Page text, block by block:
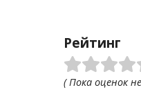
Рейтинг
( Пока оценок